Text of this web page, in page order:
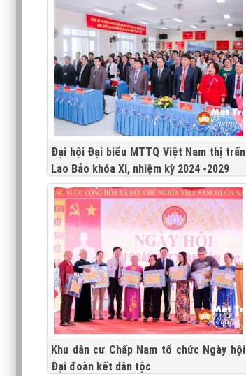
Đại hội Đại biểu MTTQ Việt Nam thị trấn
Lao Bảo khóa XI, nhiệm kỳ 2024 -2029
Khu dân cư Chấp Nam tổ chức Ngày hội
Đại đoàn kết dân tộc